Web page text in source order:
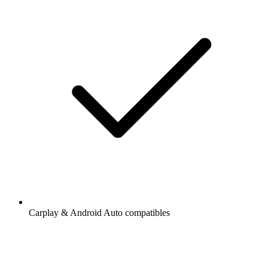
Carplay & Android Auto compatibles